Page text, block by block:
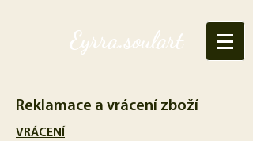
Eyrra.soulart
Reklamace a vrácení zboží
VRÁCENÍ